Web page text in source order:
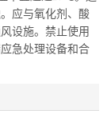
应与氧化剂、酸
设施。禁止使用
急处理设备和合